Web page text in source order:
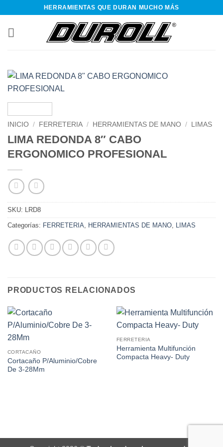
contenido
HERRAMIENTAS QUE DURAN MUCHO MÁS
INICIO / FERRETERIA / HERRAMIENTAS DE MANO / LIMAS
LIMA REDONDA 8″ CABO
ERGONOMICO PROFESIONAL
SKU: LRD8
Categorías: FERRETERIA, HERRAMIENTAS DE MANO, LIMAS
PRODUCTOS RELACIONADOS
CORTACAÑO
Cortacaño P/Aluminio/Cobre
De 3-28Mm
FERRETERIA
Herramienta Multifunción
Compacta Heavy- Duty